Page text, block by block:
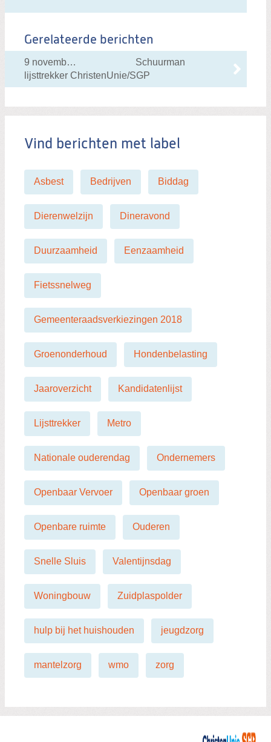
i
c
h
t
Gerelateerde berichten
9 november 2017 om 13:00
Schuurman
lijsttrekker ChristenUnie/SGP
Vind berichten met label
Asbest Bedrijven Biddag
Dierenwelzijn Dineravond
Duurzaamheid Eenzaamheid
Fietssnelweg
Gemeenteraadsverkiezingen 2018
Groenonderhoud Hondenbelasting
Jaaroverzicht Kandidatenlijst
Lijsttrekker Metro
Nationale ouderendag Ondernemers
Openbaar Vervoer Openbaar groen
Openbare ruimte Ouderen
Snelle Sluis Valentijnsdag
Woningbouw Zuidplaspolder
hulp bij het huishouden jeugdzorg
mantelzorg wmo zorg